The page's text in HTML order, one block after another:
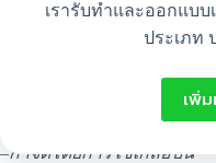
เรารับทำและออกแบ
ประเภท
เพิ่
นำน้ำยาสมุนไพรมี่หมักผสม
นำไปฉีดหรือเทราดลงบนรั
รอบๆบริเวณบ้านสัปดาห์ละ
–กำจัดโดยการใช้เกลือป่น